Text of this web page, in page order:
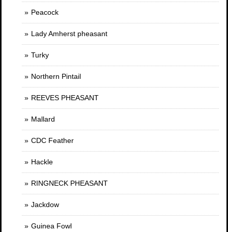
Peacock
Lady Amherst pheasant
Turky
Northern Pintail
REEVES PHEASANT
Mallard
CDC Feather
Hackle
RINGNECK PHEASANT
Jackdow
Guinea Fowl